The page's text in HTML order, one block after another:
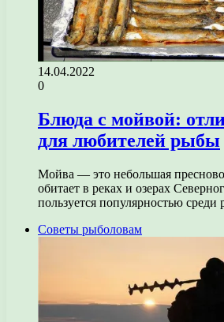
14.04.2022
0
Блюда с мойвой:
для любителей рыбы
Мойва — это небольшая
обитает в реках и озерах
пользуется популярностью
Советы рыболовам